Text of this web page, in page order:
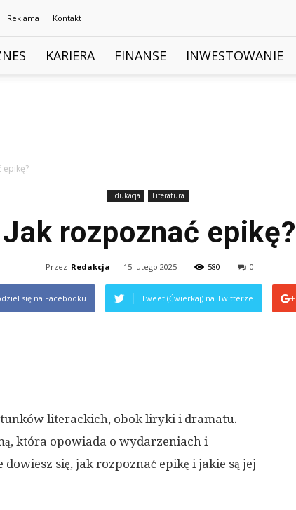
Reklama Kontakt
KARIERA FINANSE INWESTOWANIE
epikę?
Edukacja Literatura
Jak rozpoznać epikę?
Przez Redakcja - 15 lutego 2025 580 0
się na Facebooku Tweet (Ćwierkaj) na Twitterze
literackich, obok liryki i dramatu.
która opowiada o wydarzeniach i
się, jak rozpoznać epikę i jakie są jej